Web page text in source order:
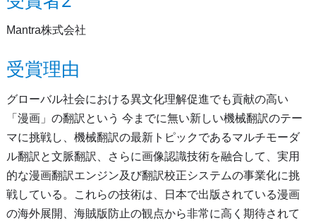
Mantra株式会社
受賞理由
グローバル社会における異文化理解促進でも貢献の高い
「漫画」の翻訳という 今までに無い新しい機械翻訳のテー
マに挑戦し、機械翻訳の最新トピックであるマルチモーダ
ル翻訳と文脈翻訳、さらに画像認識技術を融合して、実用
的な漫画翻訳エンジン及び翻訳校正システムの事業化に挑
戦している。これらの技術は、日本で出版されている漫画
の海外展開、海賊版防止の観点から非常に高く期待されて